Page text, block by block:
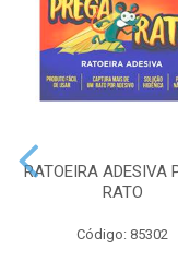
RATOEIRA ADESIVA
RATO
Código: 85302